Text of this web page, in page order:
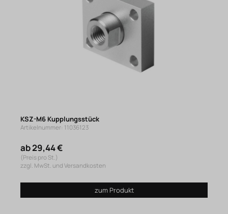
KSZ-M6 Kupplungsstück
Artikelnummer: 11036123
ab 29,44 €
(Preis pro St.)
zzgl. MwSt. und Versandkosten
zum Produkt